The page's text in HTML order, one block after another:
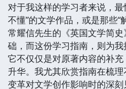
对于我这样的学习者来说，
不懂”的文学作品，或是那些“
常耀信先生的《英国文学简
础，而这份学习指南，则为我
它不仅仅是对原著内容的补
升华。我尤其欣赏指南在梳
变革对文学创作影响时的深